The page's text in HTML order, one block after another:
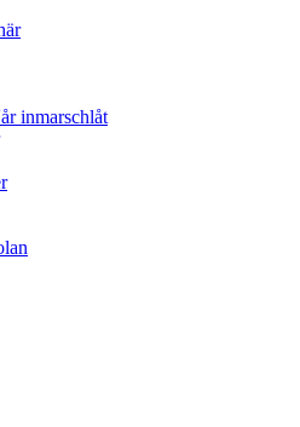
inmarschlåt